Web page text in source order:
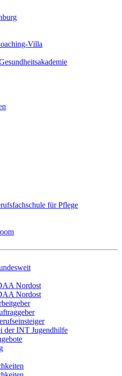
Villa
für Pflege
Nordost
Nordost
der INT Jugendhilfe